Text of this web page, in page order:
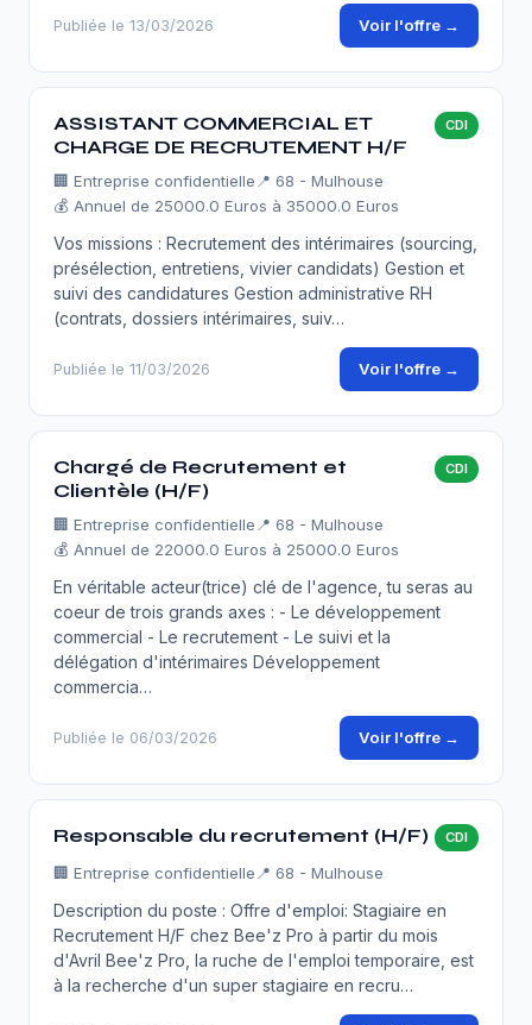
Publiée le 13/03/2026 Voir l'offre →
ASSISTANT COMMERCIAL ET
CHARGE DE RECRUTEMENT H/F
CDI
🏢 Entreprise confidentielle 📍 68 - Mulhouse
💰 Annuel de 25000.0 Euros à 35000.0 Euros
Vos missions : Recrutement des intérimaires (sourcing,
présélection, entretiens, vivier candidats) Gestion et
suivi des candidatures Gestion administrative RH
(contrats, dossiers intérimaires, suiv…
Publiée le 11/03/2026 Voir l'offre →
Chargé de Recrutement et
Clientèle (H/F)
CDI
🏢 Entreprise confidentielle 📍 68 - Mulhouse
💰 Annuel de 22000.0 Euros à 25000.0 Euros
En véritable acteur(trice) clé de l'agence, tu seras au
coeur de trois grands axes : - Le développement
commercial - Le recrutement - Le suivi et la
délégation d'intérimaires Développement
commercia…
Publiée le 06/03/2026 Voir l'offre →
Responsable du recrutement (H/F) CDI
🏢 Entreprise confidentielle 📍 68 - Mulhouse
Description du poste : Offre d'emploi: Stagiaire en
Recrutement H/F chez Bee'z Pro à partir du mois
d'Avril Bee'z Pro, la ruche de l'emploi temporaire, est
à la recherche d'un super stagiaire en recru…